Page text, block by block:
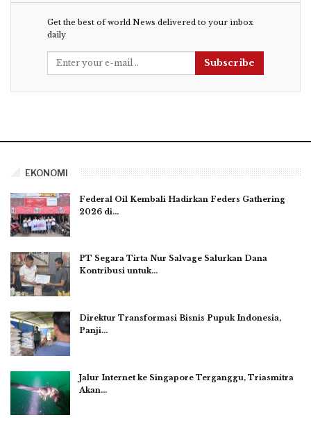
Get the best of world News delivered to your inbox
daily
Subscribe
EKONOMI
Federal Oil Kembali Hadirkan Feders Gathering
2026 di…
PT Segara Tirta Nur Salvage Salurkan Dana
Kontribusi untuk…
Direktur Transformasi Bisnis Pupuk Indonesia,
Panji…
Jalur Internet ke Singapore Terganggu, Triasmitra
Akan…